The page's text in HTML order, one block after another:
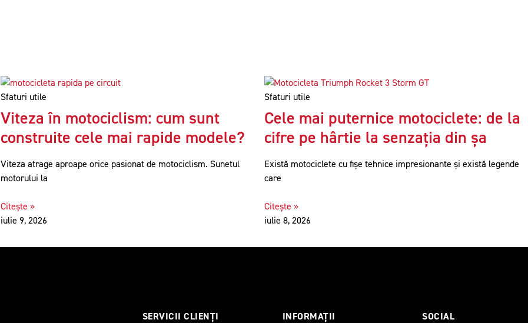
Sfaturi utile
Viteza în motociclism: cum sunt
construite cele mai rapide modele?
Viteza atrage aproape orice pasionat de motociclism. Sunetul
motorului la
Citește »
iulie 9, 2026
Sfaturi utile
Cele mai puternice motociclete: de la
cifre pe hârtie la senzația din șa
Există motociclete cu fișe tehnice impresionante și există legende
care
Citește »
iulie 8, 2026
SERVICII CLIENȚI INFORMAȚII SOCIAL